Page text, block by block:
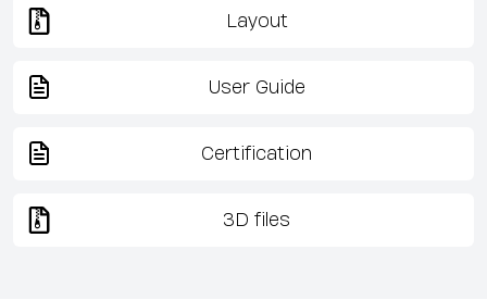
Layout
User Guide
Certification
3D files